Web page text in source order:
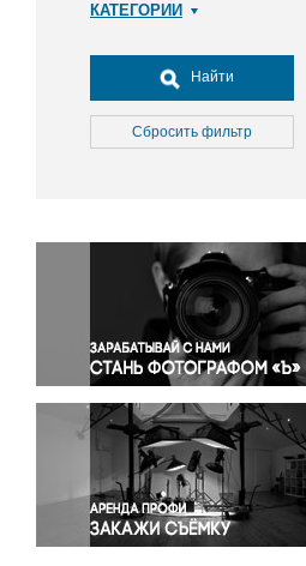
КАТЕГОРИИ
Досуг, туризм и отдых
Культура
Медицина
Окружающая среда
Политика
Правосудие
Происшествия и конфликты
Религия
Светская жизнь
Спорт
Экология
Экономика и бизнес
Найти
Сбросить фильтр